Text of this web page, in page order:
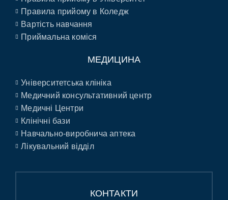
Правила прийому в Коледж
Вартість навчання
Приймальна коміся
МЕДИЦИНА
Університетська клініка
Медичний консультативний центр
Медичні Центри
Клінічні бази
Навчально-виробнича аптека
Лікувальний відділ
КОНТАКТИ